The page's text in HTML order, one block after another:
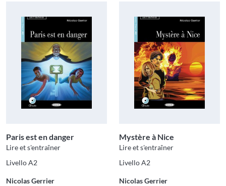
Paris est en danger
Lire et s'entraîner
Livello A2
Nicolas Gerrier
Mystère à Nice
Lire et s'entraîner
Livello A2
Nicolas Gerrier